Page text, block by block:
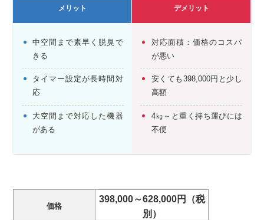
メリット
中空間まで素早く脱臭で
きる
タイマー設定が長時間対
応
大空間まで対応した機器
がある
デメリット
対応面積：価格のコスパ
が悪い
安くても398,000円と少し
高額
4㎏～と重く持ち運びには
不便
価格
398,000～628,000円（税
別）